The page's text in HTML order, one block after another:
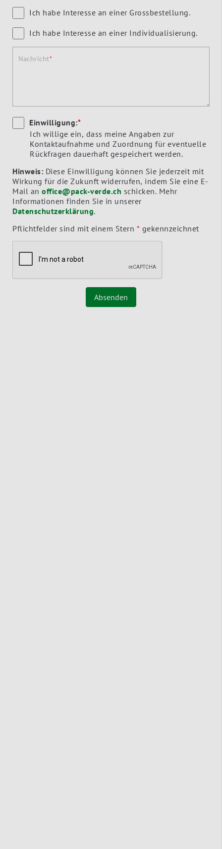
Ich habe Interesse an einer Grossbestellung.
Ich habe Interesse an einer Individualisierung.
Nachricht
Einwilligung:*
Ich willige ein, dass meine Angaben zur
Kontaktaufnahme und Zuordnung für eventuelle
Rückfragen dauerhaft gespeichert werden.
Hinweis: Diese Einwilligung können Sie jederzeit mit
Wirkung für die Zukunft widerrufen, indem Sie eine E-
Mail an office@pack-verde.ch
Informationen finden Sie in unserer
Datenschutzerklärung.
Pflichtfelder sind mit einem Stern * gekennzeichnet
Absenden